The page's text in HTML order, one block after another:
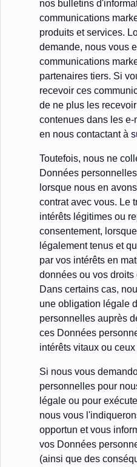
nos bulletins
communications
produits et services.
demande, nous vous
communications
partenaires tiers. Si
recevoir ces
de ne plus les
contenues dans les
en nous contactant à
Toutefois, nous ne
Données
lorsque nous en
contrat avec vous. Le
intérêts légitimes ou
consentement,
légalement tenus et
par vos intérêts en
données ou vos
Dans certains cas,
une obligation légale
personnelles auprès
ces Données
intérêts vitaux ou
Si nous vous
personnelles pour
légale ou pour
nous vous
opportun et vous
vos Données
(ainsi que des